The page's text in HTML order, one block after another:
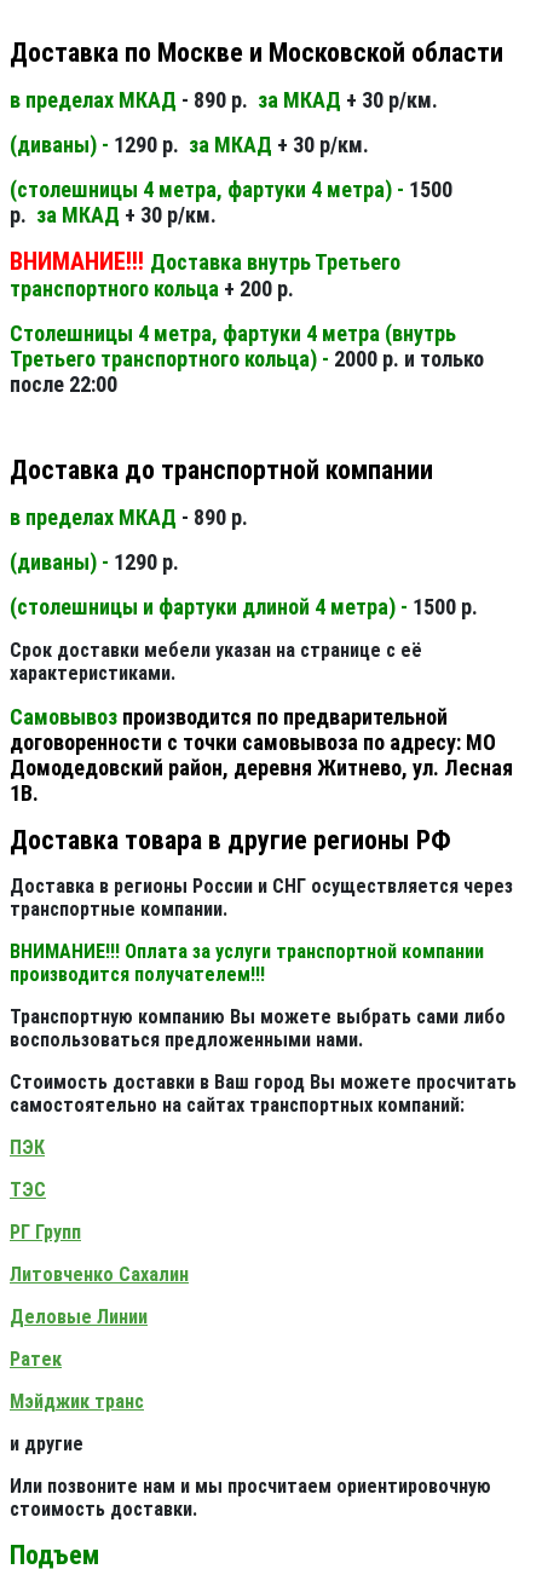
Доставка по Москве и Московской области
в пределах МКАД - 890 р. за МКАД + 30 р/км.
(диваны) - 1290 р. за МКАД + 30 р/км.
(столешницы 4 метра, фартуки 4 метра) - 1500
р. за МКАД + 30 р/км.
ВНИМАНИЕ!!! Доставка внутрь Третьего
транспортного кольца + 200 р.
Столешницы 4 метра, фартуки 4 метра (внутрь
Третьего транспортного кольца) - 2000 р. и только
после 22:00
Доставка до транспортной компании
в пределах МКАД - 890 р.
(диваны) - 1290 р.
(столешницы и фартуки длиной 4 метра) - 1500 р.
Срок доставки мебели указан на странице с её
характеристиками.
Самовывоз производится по предварительной
договоренности с точки самовывоза по адресу: МО
Домодедовский район, деревня Житнево, ул. Лесная
1В.
Доставка товара в другие регионы РФ
Доставка в регионы России и СНГ осуществляется через
транспортные компании.
ВНИМАНИЕ!!! Оплата за услуги транспортной компании
производится получателем!!!
Транспортную компанию Вы можете выбрать сами либо
воспользоваться предложенными нами.
Стоимость доставки в Ваш город Вы можете просчитать
самостоятельно на сайтах транспортных компаний:
ПЭК
ТЭС
РГ Групп
Литовченко Сахалин
Деловые Линии
Ратек
Мэйджик транс
и другие
Или позвоните нам и мы просчитаем ориентировочную
стоимость доставки.
Подъем